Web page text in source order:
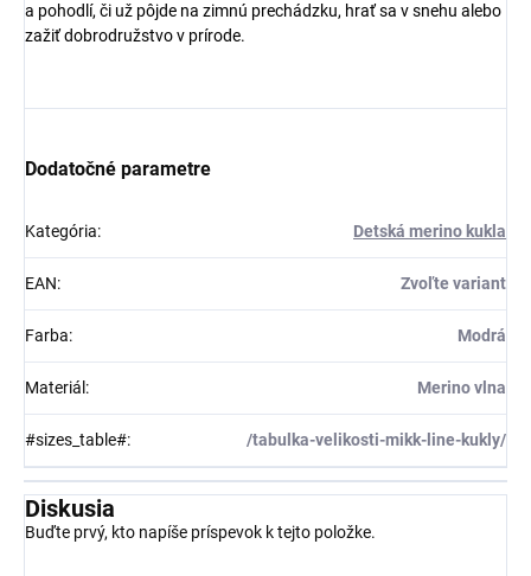
a pohodlí, či už pôjde na zimnú prechádzku, hrať sa v snehu alebo
zažiť dobrodružstvo v prírode.
Dodatočné parametre
Kategória: Detská merino kukla
EAN: Zvoľte variant
Farba: Modrá
Materiál : Merino vlna
#sizes_table#: /tabulka-velikosti-mikk-line-kukly/
Diskusia
Buďte prvý, kto napíše príspevok k tejto položke.